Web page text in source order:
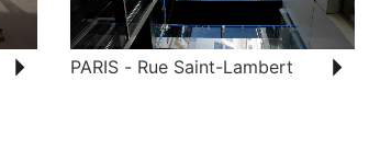
PARIS - Rue Saint-Lambert